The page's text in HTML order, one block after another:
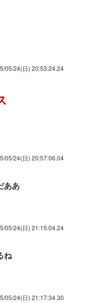
05/24(日) 20:53:24.24
05/24(日) 20:57:06.04
ああ
05/24(日) 21:15:04.24
ね
05/24(日) 21:17:34.30